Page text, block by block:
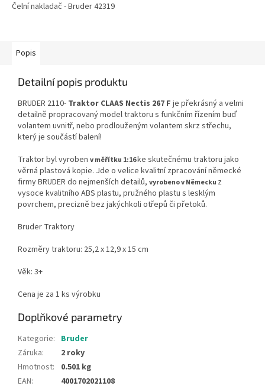
Čelní nakladač - Bruder 42319
Popis
Detailní popis produktu
BRUDER 2110- Traktor CLAAS Nectis 267 F je překrásný a velmi
detailně propracovaný model traktoru s funkčním řízením buď
volantem uvnitř, nebo prodlouženým volantem skrz střechu,
který je součástí balení!
Traktor byl vyroben v měřítku 1:16ke skutečnému traktoru jako
věrná plastová kopie. Jde o velice kvalitní zpracování německé
firmy BRUDER do nejmenších detailů, vyrobeno v Německu z
vysoce kvalitního ABS plastu, pružného plastu s lesklým
povrchem, precizně bez jakýchkoli otřepů či přetoků.
Bruder Traktory
Rozměry traktoru: 25,2 x 12,9 x 15 cm
Věk: 3+
Cena je za 1 ks výrobku
Doplňkové parametry
Kategorie: Bruder
Záruka:
2 roky
Hmotnost:
0.501 kg
EAN: 4001702021108